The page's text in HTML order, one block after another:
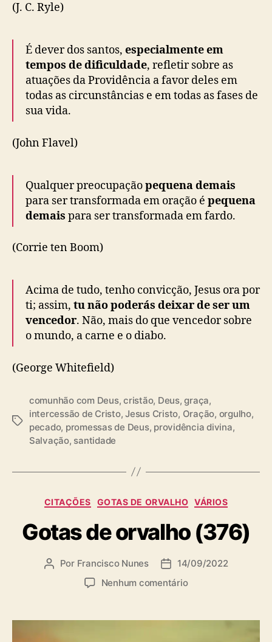
(J. C. Ryle)
É dever dos santos, especialmente em
tempos de dificuldade, refletir sobre as
atuações da Providência a favor deles em
todas as circunstâncias e em todas as fases de
sua vida.
(John Flavel)
Qualquer preocupaçãopequena demais
para ser transformada em oração é pequena
demais para ser transformada em fardo.
(Corrie ten Boom)
Acima de tudo, tenho convicção, Jesus ora por
ti; assim, tu não poderás deixar de ser um
vencedor. Não, mais do que vencedor sobre
o mundo, a carne e o diabo.
(George Whitefield)
T
comunhão com Deus,cristão, Deus,graça,
intercessão de Cristo,Jesus Cristo, Oração, orgulho,
pecado, promessas de Deus, providência divina,
Salvação, santidade
C
t
e
o
r
s
CITAÇÕES GOTAS DE ORVALHO VÁRIOS
Gotas de orvalho (376)
A
r
Por Francisco Nunes
D
a
d
14/09/2022
Nenhum comentárioe
o